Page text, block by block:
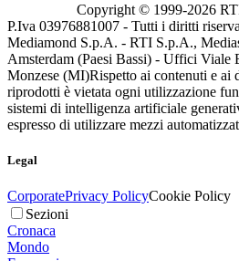
Copyright © 1999-2026
P.Iva 03976881007 - Tutti i diritti
Mediamond S.p.A. - RTI S.p.A.,
Amsterdam (Paesi Bassi) - Uffici Viale
Monzese (MI)Rispetto ai contenuti e ai
riprodotti è vietata ogni utilizzazione
sistemi di intelligenza artificiale
espresso di utilizzare mezzi
Legal
CorporatePrivacy PolicyCookie Policy
Sezioni
Cronaca
Mondo